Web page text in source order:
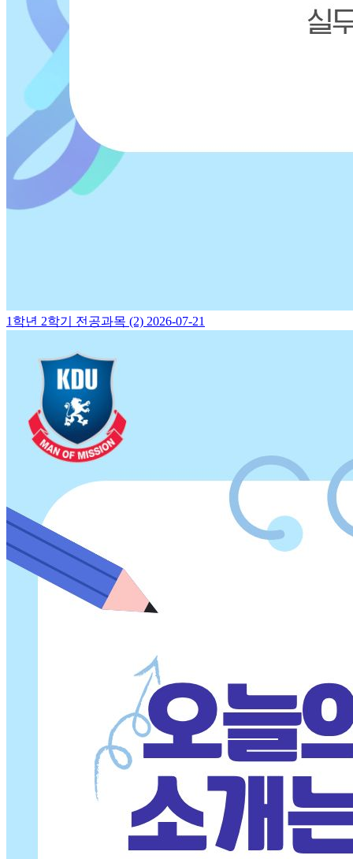
1학년 2학기 전공과목 (2) 2026-07-21